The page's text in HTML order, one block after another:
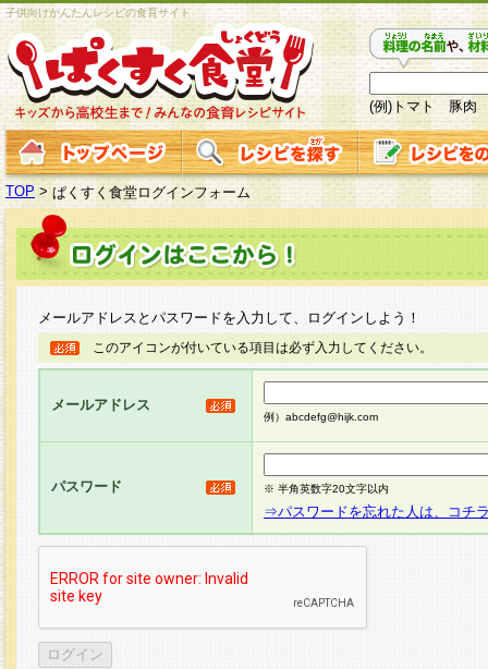
子供向けかんたんレシピの食育サイト
(例)トマト 豚肉
TOP > ぱくすく食堂ログインフォーム
メールアドレスとパスワードを入力して、ログインしよう！
このアイコンが付いている項目は必ず入力してください。
メールアドレス
例）abcdefg@hijk.com
パスワード ※ 半角英数字20文字以内
⇒パスワードを忘れた人は、コチ